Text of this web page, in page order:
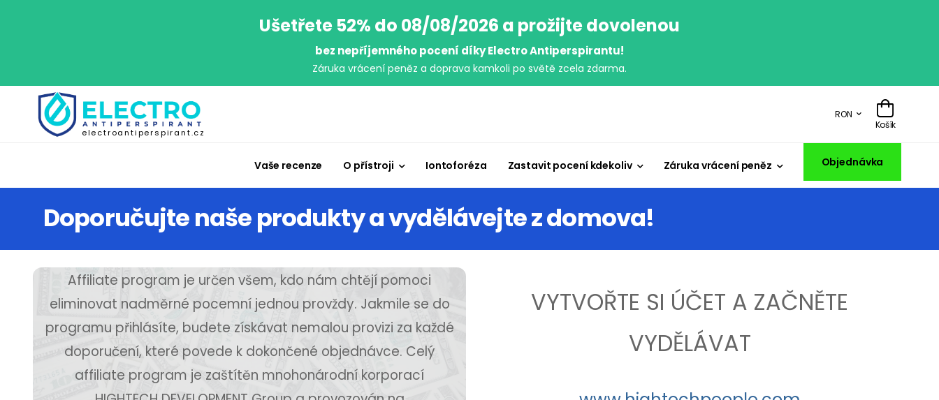
Ušetřete 52% do 08/08/2026 a prožijte dovolenou
bez nepříjemného pocení díky Electro Antiperspirantu!
Záruka vrácení peněz a doprava kamkoli po světě zcela zdarma.
electroantiperspirant.cz
RON
Košík
Vaše recenze O přístroji Iontoforéza Zastavit pocení kdekoliv Záruka vrácení peněz Objednávka
Doporučujte naše produkty a vydělávejte z domova!
Affiliate program je určen všem, kdo nám chtějí pomoci
eliminovat nadměrné pocemní jednou provždy. Jakmile se do
programu přihlásíte, budete získávat nemalou provizi za každé
doporučení, které povede k dokončené objednávce. Celý
affiliate program je zaštítěn mnohonárodní korporací
VYTVOŘTE SI ÚČET A ZAČNĚTE
VYDĚLÁVAT